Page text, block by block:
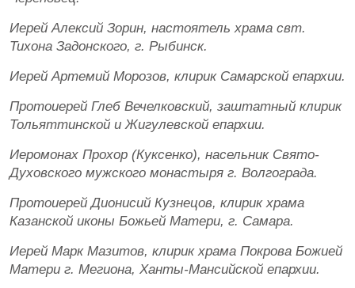
Иерей Алексий Зорин, настоятель храма свт.
Тихона Задонского, г. Рыбинск.
Иерей Артемий Морозов, клирик Самарской епархии.
Протоиерей Глеб Вечелковский, заштатный клирик
Тольяттинской и Жигулевской епархии.
Иеромонах Прохор (Куксенко), насельник Свято-
Духовского мужского монастыря г. Волгограда.
Протоиерей Дионисий Кузнецов, клирик храма
Казанской иконы Божьей Матери, г. Самара.
Иерей Марк Мазитов, клирик храма Покрова Божией
Матери г. Мегиона, Ханты-Мансийской епархии.